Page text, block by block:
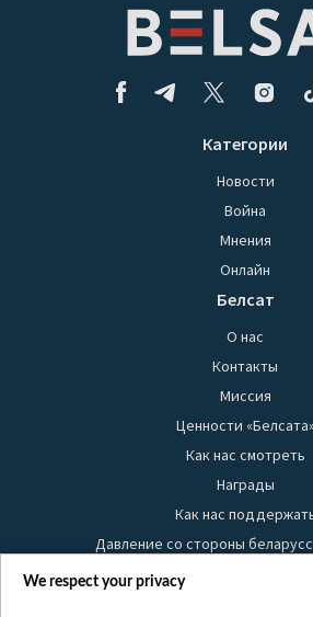
Категории
Новости
Война
Мнения
Онлайн
Белсат
О нас
Контакты
Миссия
Ценности «Белсата»
Как нас смотреть
Награды
Как нас
Давление со стороны
Правила использования
We respect your privacy